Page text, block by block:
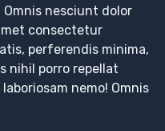
Omnis nesciunt dolor
consectetur
perferendis minima,
nihil porro repellat
nemo! Omnis